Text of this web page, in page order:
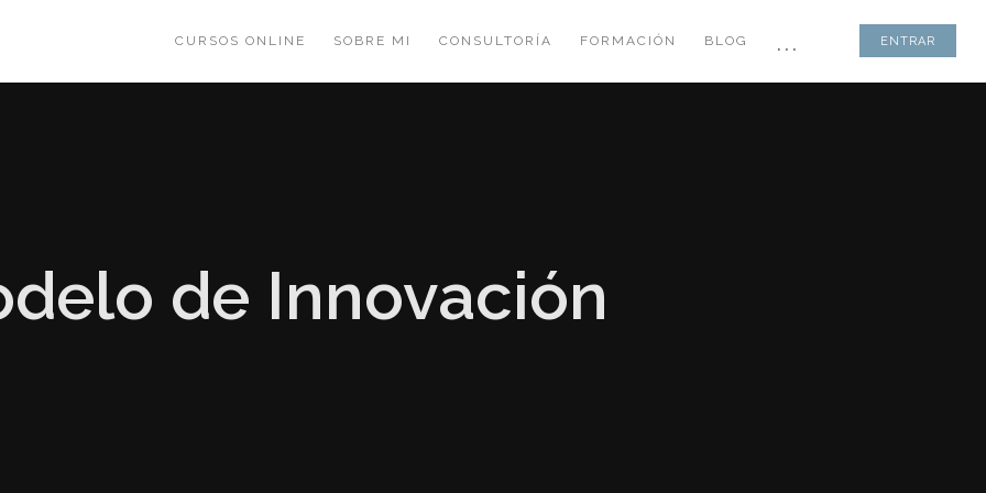
CURSOS ONLINE SOBRE MI CONSULTORÍA FORMACIÓN BLOG ... ENTRAR
de Innovación